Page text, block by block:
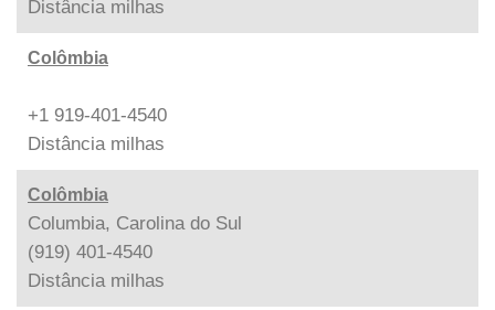
Distância milhas
Colômbia
+1 919-401-4540
Distância milhas
Colômbia
Columbia, Carolina do Sul
(919) 401-4540
Distância milhas